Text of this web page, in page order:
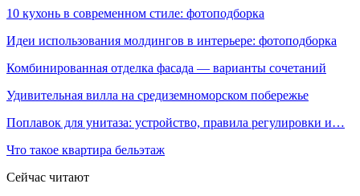
10 кухонь в современном стиле: фотоподборка
Идеи использования молдингов в интерьере: фотоподборка
Комбинированная отделка фасада — варианты сочетаний
Удивительная вилла на средиземноморском побережье
Поплавок для унитаза: устройство, правила регулировки и…
Что такое квартира бельэтаж
Сейчас читают